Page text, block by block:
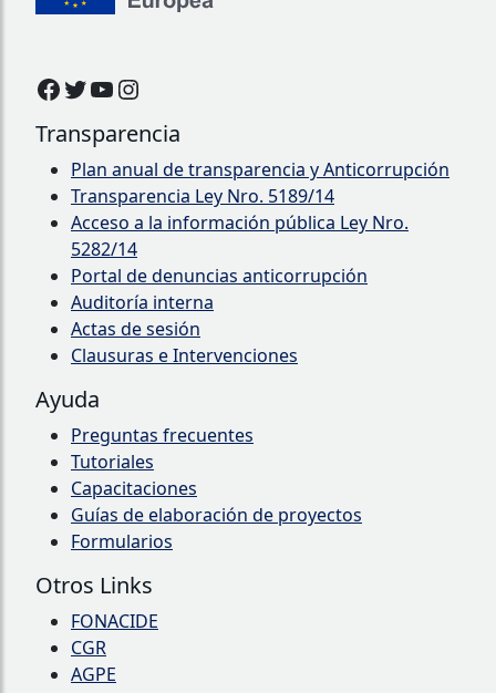
Facebook
Twitter
YouTube
Instagram
Transparencia
Plan anual de transparencia y Anticorrupción
Transparencia Ley Nro. 5189/14
Acceso a la información pública Ley Nro.
5282/14
Portal de denuncias anticorrupción
Auditoría interna
Actas de sesión
Clausuras e Intervenciones
Ayuda
Preguntas frecuentes
Tutoriales
Capacitaciones
Guías de elaboración de proyectos
Formularios
Otros Links
FONACIDE
CGR
AGPE